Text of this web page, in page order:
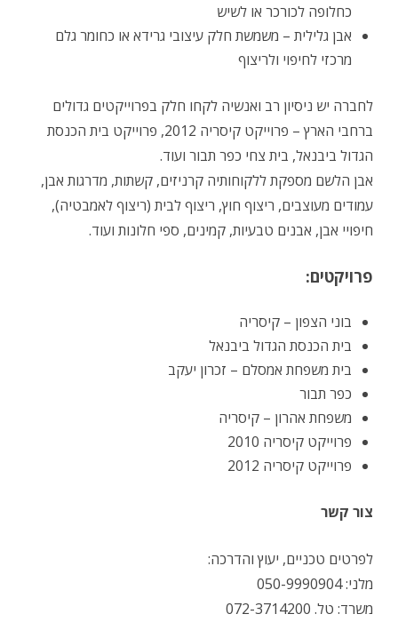
כחלופה לכורכר או לשיש
אבן גלילית – משמשת חלק עיצובי גרידא או כחומר גלם
מרכזי לחיפוי ולריצוף
לחברה יש ניסיון רב ואנשיה לקחו חלק בפרוייקטים גדולים
ברחבי הארץ – פרוייקט קיסריה 2012, פרוייקט בית הכנסת
הגדול ביבנאל, בית צחי כפר תבור ועוד.
אבן הלשם מספקת ללקוחותיה קרניזים, קשתות, מדרגות אבן,
עמודים מעוצבים, ריצוף חוץ, ריצוף לבית (ריצוף לאמבטיה),
חיפויי אבן, אבנים טבעיות, קמינים, ספי חלונות ועוד.
פרויקטים:
בוני הצפון – קיסריה
בית הכנסת הגדול ביבנאל
בית משפחת אמסלם – זכרון יעקב
כפר תבור
משפחת אהרון – קיסריה
פרוייקט קיסריה 2010
פרוייקט קיסריה 2012
צור קשר
לפרטים טכניים, יעוץ והדרכה:
מלני: 050-9990904
משרד: טל. 072-3714200